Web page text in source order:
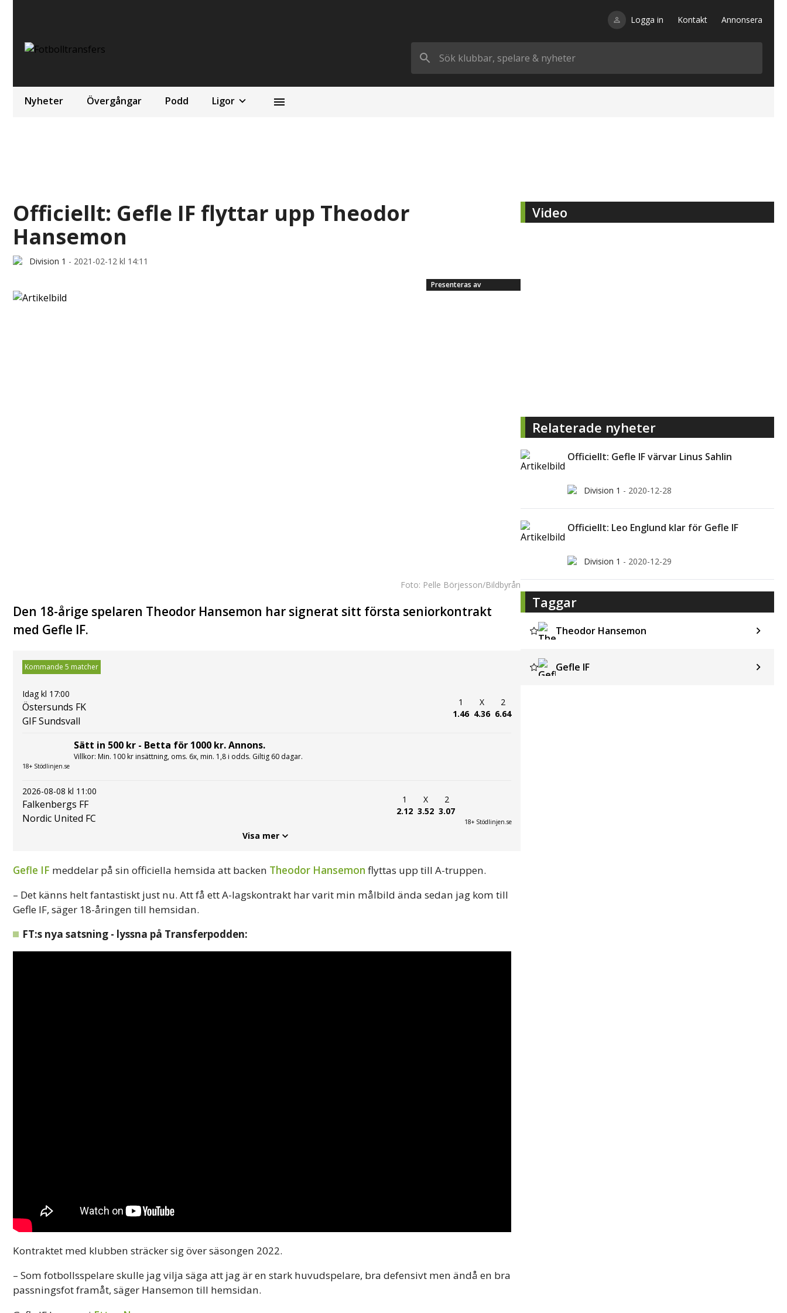
Logga in Kontakt Annonsera
Nyheter Övergångar Podd Ligor
Officiellt: Gefle IF flyttar upp Theodor
Hansemon
Division 1 - 2021-02-12 kl 14:11
Presenteras av
Foto: Pelle Börjesson/Bildbyrån
Den 18-årige spelaren Theodor Hansemon har signerat sitt första seniorkontrakt
med Gefle IF.
Kommande 5 matcher
Idag kl 17:00
Östersunds FK
GIF Sundsvall
1
1.46
X
4.36
2
6.64
18+ Stödlinjen.se
Sätt in 500 kr - Betta för 1000 kr. Annons.
Villkor: Min. 100 kr insättning, oms. 6x, min. 1,8 i odds. Giltig 60 dagar.
2026-08-08 kl 11:00
Falkenbergs FF
Nordic United FC
1
2.12
X
3.52
2
3.07
18+ Stödlinjen.se
Visa mer
Gefle IF meddelar på sin officiella hemsida att backen Theodor Hansemon flyttas upp till A-truppen.
– Det känns helt fantastiskt just nu. Att få ett A-lagskontrakt har varit min målbild ända sedan jag kom till
Gefle IF, säger 18-åringen till hemsidan.
FT:s nya satsning - lyssna på Transferpodden:
Kontraktet med klubben sträcker sig över säsongen 2022.
– Som fotbollsspelare skulle jag vilja säga att jag är en stark huvudspelare, bra defensivt men ändå en bra
passningsfot framåt, säger Hansemon till hemsidan.
Video
Relaterade nyheter
Officiellt: Gefle IF värvar Linus Sahlin
Division 1 - 2020-12-28
Officiellt: Leo Englund klar för Gefle IF
Division 1 - 2020-12-29
Taggar
Theodor Hansemon
Gefle IF